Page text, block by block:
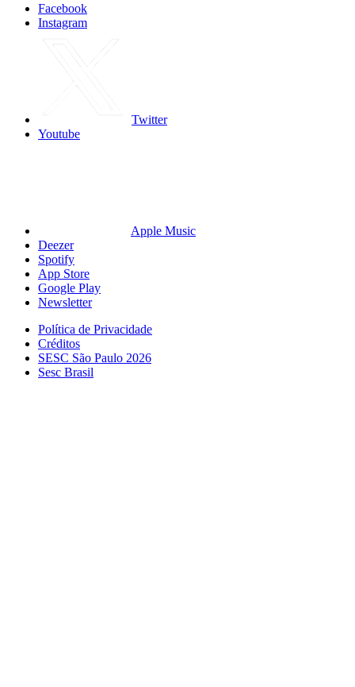
Facebook
Instagram
Twitter
Youtube
Apple Music
Deezer
Spotify
App Store
Google Play
Newsletter
Política de Privacidade
Créditos
SESC São Paulo 2026
Sesc Brasil